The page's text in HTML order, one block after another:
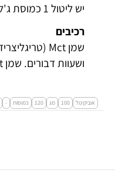
יש ליטול 1 כמוסת ג'ל ביום, עם ארוחה המכילה שומן.
רכיבים
ושעוות דבורים. שמן mct משמן גלעיני קוקוס/דקל.
אוביקינול 100 מג 120 כמוסות -